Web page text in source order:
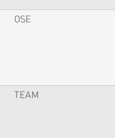
OSE
TEAM